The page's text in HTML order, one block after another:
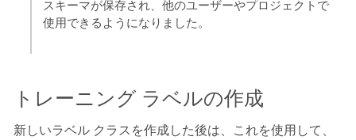
スキーマが保存され、他のユーザーやプロジェクトで
使用できるようになりました。
トレーニング ラベルの作成
新しいラベル クラスを作成した後は、これを使用して、